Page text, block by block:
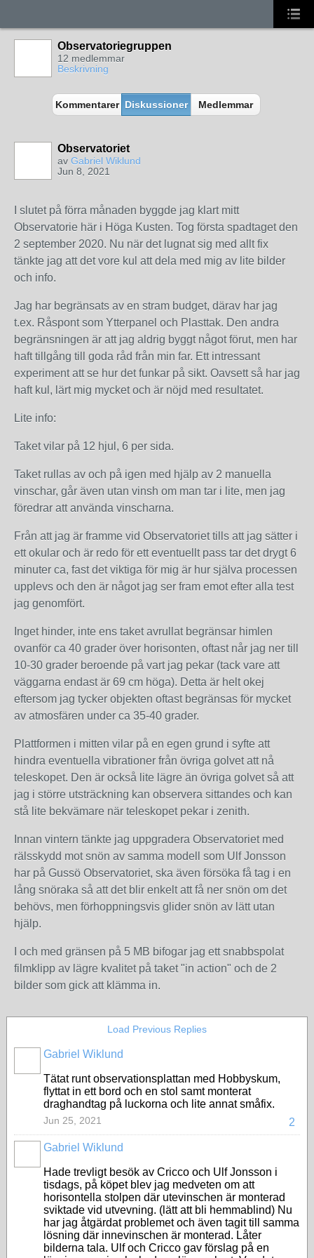
Observatoriegruppen
12 medlemmar
Beskrivning
Kommentarer Diskussioner Medlemmar
Observatoriet
av Gabriel Wiklund
Jun 8, 2021
I slutet på förra månaden byggde jag klart mitt
Observatorie här i Höga Kusten. Tog första spadtaget den
2 september 2020. Nu när det lugnat sig med allt fix
tänkte jag att det vore kul att dela med mig av lite bilder
och info.
Jag har begränsats av en stram budget, därav har jag
t.ex. Råspont som Ytterpanel och Plasttak. Den andra
begränsningen är att jag aldrig byggt något förut, men har
haft tillgång till goda råd från min far. Ett intressant
experiment att se hur det funkar på sikt. Oavsett så har jag
haft kul, lärt mig mycket och är nöjd med resultatet.
Lite info:
Taket vilar på 12 hjul, 6 per sida.
Taket rullas av och på igen med hjälp av 2 manuella
vinschar, går även utan vinsh om man tar i lite, men jag
föredrar att använda vinscharna.
Från att jag är framme vid Observatoriet tills att jag sätter i
ett okular och är redo för ett eventuellt pass tar det drygt 6
minuter ca, fast det viktiga för mig är hur själva processen
upplevs och den är något jag ser fram emot efter alla test
jag genomfört.
Inget hinder, inte ens taket avrullat begränsar himlen
ovanför ca 40 grader över horisonten, oftast når jag ner till
10-30 grader beroende på vart jag pekar (tack vare att
väggarna endast är 69 cm höga). Detta är helt okej
eftersom jag tycker objekten oftast begränsas för mycket
av atmosfären under ca 35-40 grader.
Plattformen i mitten vilar på en egen grund i syfte att
hindra eventuella vibrationer från övriga golvet att nå
teleskopet. Den är också lite lägre än övriga golvet så att
jag i större utsträckning kan observera sittandes och kan
stå lite bekvämare när teleskopet pekar i zenith.
Innan vintern tänkte jag uppgradera Observatoriet med
rälsskydd mot snön av samma modell som Ulf Jonsson
har på Gussö Observatoriet, ska även försöka få tag i en
lång snöraka så att det blir enkelt att få ner snön om det
behövs, men förhoppningsvis glider snön av lätt utan
hjälp.
I och med gränsen på 5 MB bifogar jag ett snabbspolat
filmklipp av lägre kvalitet på taket "in action" och de 2
bilder som gick att klämma in.
Load Previous Replies
Gabriel Wiklund
Tätat runt observationsplattan med Hobbyskum,
flyttat in ett bord och en stol samt monterat
draghandtag på luckorna och lite annat småfix.
2
Jun 25, 2021
Gabriel Wiklund
Hade trevligt besök av Cricco och Ulf Jonsson i
tisdags, på köpet blev jag medveten om att
horisontella stolpen där utevinschen är monterad
sviktade vid utvevning. (lätt att bli hemmablind) Nu
har jag åtgärdat problemet och även tagit till samma
lösning där innevinschen är monterad. Låter
bilderna tala. Ulf och Cricco gav förslag på en